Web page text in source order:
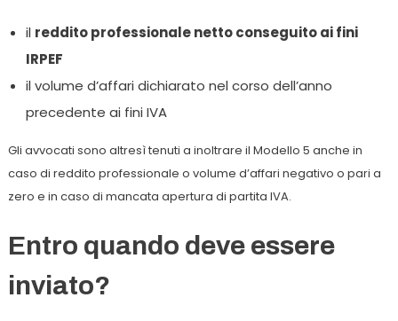
il reddito professionale netto conseguito ai fini
IRPEF
il volume d’affari dichiarato nel corso dell’anno
precedente ai fini IVA
Gli avvocati sono altresì tenuti a inoltrare il Modello 5 anche in
caso di reddito professionale o volume d’affari negativo o pari a
zero e in caso di mancata apertura di partita IVA.
Entro quando deve essere
inviato?